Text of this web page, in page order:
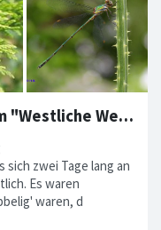
Schnappschuss, ein Schwarm "Westliche Weidenjungfern" in unserem Garten
sich zwei Tage lang an
Es waren
waren, d